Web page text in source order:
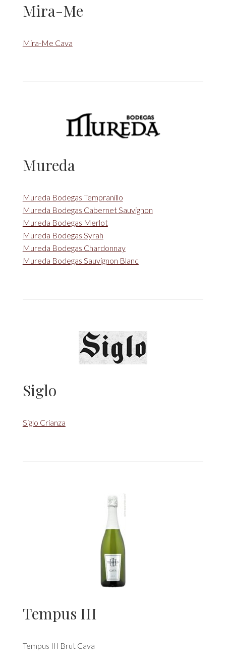
Mira-Me
Mira-Me Cava
Mureda
Mureda Bodegas Tempranillo
Mureda Bodegas Cabernet Sauvignon
Mureda Bodegas Merlot
Mureda Bodegas Syrah
Mureda Bodegas Chardonnay
Mureda Bodegas Sauvignon Blanc
Siglo
Siglo Crianza
Tempus III
Tempus III Brut Cava